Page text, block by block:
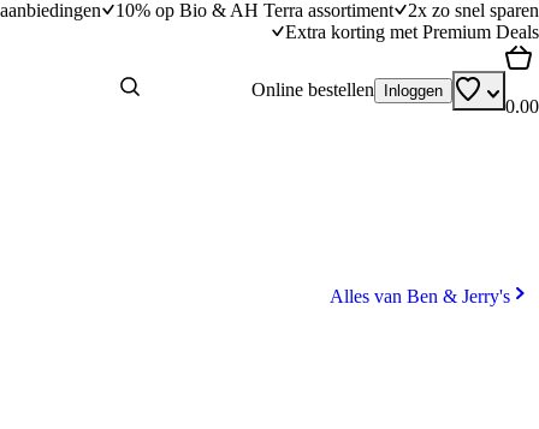
10% op Bio & AH Terra assortiment
2x zo snel sparen
Extra korting met Premium Deals
Online bestellen Inloggen
0.00
Alles van Ben & Jerry's